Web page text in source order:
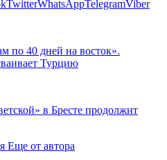
TwitterWhatsAppTelegramViber
по 40 дней на восток».
Турцию
в Бресте продолжит
Еще от автора